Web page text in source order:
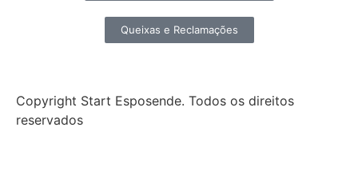
Queixas e Reclamações
Copyright Start Esposende. Todos os direitos
reservados